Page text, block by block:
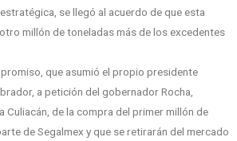
se llegó al acuerdo de que esta
millón de toneladas más de los excedentes
que asumió el propio presidente
a petición del gobernador Rocha,
Culiacán, de la compra del primer millón de
de Segalmex y que se retirarán del mercado